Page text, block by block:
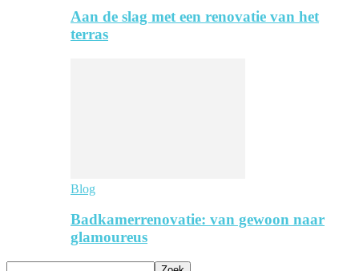
Aan de slag met een renovatie van het
terras
Blog
Badkamerrenovatie: van gewoon naar
glamoureus